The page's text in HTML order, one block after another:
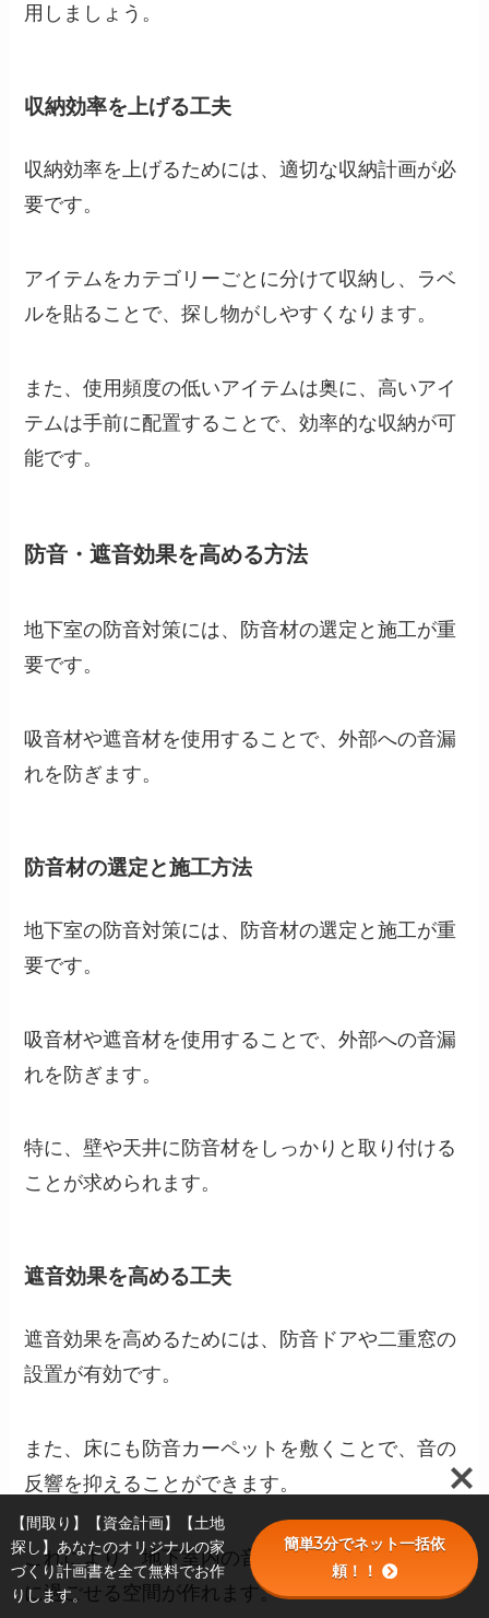
用しましょう。
収納効率を上げる工夫
収納効率を上げるためには、適切な収納計画が必
要です。
アイテムをカテゴリーごとに分けて収納し、ラベ
ルを貼ることで、探し物がしやすくなります。
また、使用頻度の低いアイテムは奥に、高いアイ
テムは手前に配置することで、効率的な収納が可
能です。
防音・遮音効果を高める方法
地下室の防音対策には、防音材の選定と施工が重
要です。
吸音材や遮音材を使用することで、外部への音漏
れを防ぎます。
防音材の選定と施工方法
地下室の防音対策には、防音材の選定と施工が重
要です。
吸音材や遮音材を使用することで、外部への音漏
れを防ぎます。
特に、壁や天井に防音材をしっかりと取り付ける
ことが求められます。
遮音効果を高める工夫
遮音効果を高めるためには、防音ドアや二重窓の
設置が有効です。
また、床にも防音カーペットを敷くことで、音の
反響を抑えることができます。
これにより、地下室内の音響環境が向上し、快適
に過ごせる空間が作れます。
【間取り】【資金計画】【土地
探し】あなたのオリジナルの家
づくり計画書を全て無料でお作
りします。
簡単3分でネット一括依
頼！！